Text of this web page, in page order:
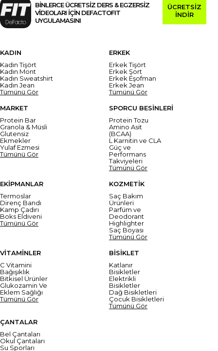
BİNLERCE ÜCRETSİZ DERS & EGZERSİZ
VİDEOLARI İÇİN DEFACTOFIT
UYGULAMASINI
ÜCRETSİZ
İNDİR
KADIN
Kadın Tişört
Kadın Mont
Kadın Sweatshirt
Kadın Jean
Tümünü Gör
ERKEK
Erkek Tişört
Erkek Şort
Erkek Eşofman
Erkek Jean
Tümünü Gör
MARKET
Protein Bar
Granola & Müsli
Glutensiz
Ekmekler
Yulaf Ezmesi
Tümünü Gör
SPORCU BESİNLERİ
Protein Tozu
Amino Asit
(BCAA)
L Karnitin ve CLA
Güç ve
Performans
Takviyeleri
Tümünü Gör
EKİPMANLAR
Termoslar
Direnç Bandı
Kamp Çadırı
Boks Eldiveni
Tümünü Gör
KOZMETİK
Saç Bakım
Ürünleri
Parfüm ve
Deodorant
Highlighter
Saç Boyası
Tümünü Gör
VİTAMİNLER
C Vitamini
Bağışıklık
Bitkisel Ürünler
Glukozamin Ve
Eklem Sağlığı
Tümünü Gör
BİSİKLET
Katlanır
Bisikletler
Elektrikli
Bisikletler
Dağ Bisikletleri
Çocuk Bisikletleri
Tümünü Gör
ÇANTALAR
Bel Çantaları
Okul Çantaları
Su Sporları